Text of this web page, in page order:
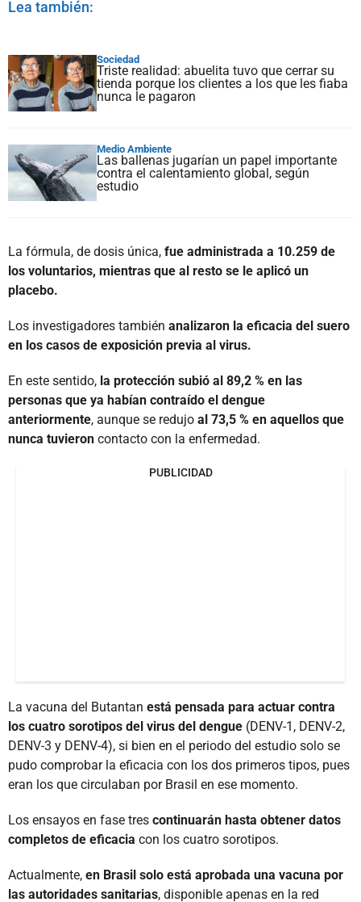
Lea también:
Sociedad
Triste realidad: abuelita tuvo que cerrar su
tienda porque los clientes a los que les fiaba
nunca le pagaron
Medio Ambiente
Las ballenas jugarían un papel importante
contra el calentamiento global, según
estudio
La fórmula, de dosis única, fue administrada a 10.259 de
los voluntarios, mientras que al resto se le aplicó un
placebo.
Los investigadores también analizaron la eficacia del suero
en los casos de exposición previa al virus.
En este sentido, la protección subió al 89,2 % en las
personas que ya habían contraído el dengue
anteriormente, aunque se redujo al 73,5 % en aquellos que
nunca tuvieron contacto con la enfermedad.
PUBLICIDAD
La vacuna del Butantan está pensada para actuar contra
los cuatro sorotipos del virus del dengue (DENV-1, DENV-2,
DENV-3 y DENV-4), si bien en el periodo del estudio solo se
pudo comprobar la eficacia con los dos primeros tipos, pues
eran los que circulaban por Brasil en ese momento.
Los ensayos en fase tres continuarán hasta obtener datos
completos de eficacia con los cuatro sorotipos.
Actualmente, en Brasil solo está aprobada una vacuna por
las autoridades sanitarias, disponible apenas en la red